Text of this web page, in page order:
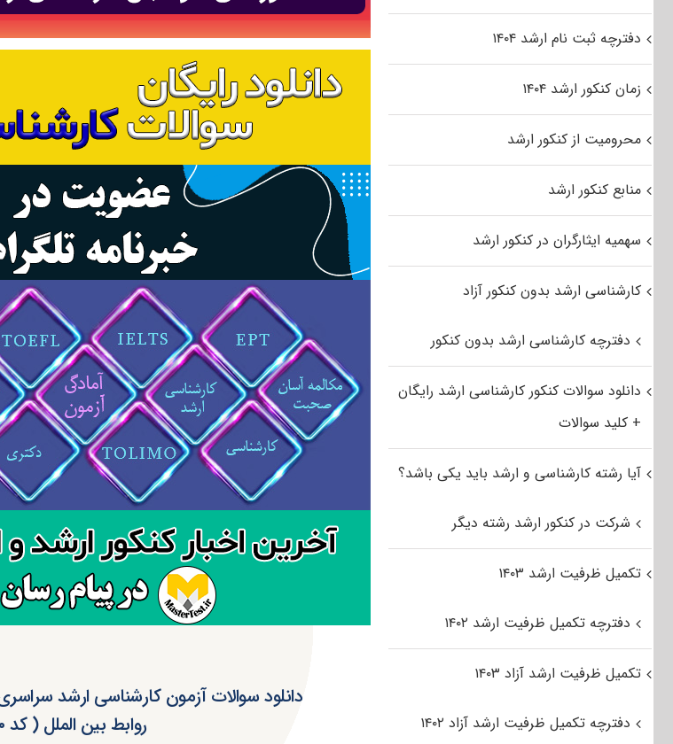
روابط بین الملل ( کد ۱۱۳۰ )
دفترچه ثبت نام ارشد ۱۴۰۴
زمان کنکور ارشد ۱۴۰۴
محرومیت از کنکور ارشد
منابع کنکور ارشد
سهمیه ایثارگران در کنکور ارشد
کارشناسی ارشد بدون کنکور آزاد
دفترچه کارشناسی ارشد بدون کنکور
دانلود سوالات کنکور کارشناسی ارشد رایگان
+ کلید سوالات
آیا رشته کارشناسی و ارشد باید یکی باشد؟
شرکت در کنکور ارشد رشته دیگر
تکمیل ظرفیت ارشد ۱۴۰۳
دفترچه تکمیل ظرفیت ارشد ۱۴۰۲
تکمیل ظرفیت ارشد آزاد ۱۴۰۳
دفترچه تکمیل ظرفیت ارشد آزاد ۱۴۰۲